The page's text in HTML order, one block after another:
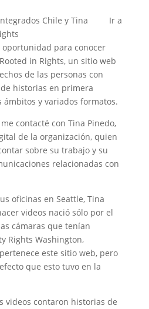
Ir a
para conocer
in Rights, un sitio web
de las personas con
historias en primera
ámbitos y variados formatos.
contacté con Tina Pinedo,
de la organización, quien
sobre su trabajo y su
relacionadas con
oficinas en Seattle, Tina
videos nació sólo por el
cámaras que tenían
Rights Washington,
este sitio web, pero
que esto tuvo en la
videos contaron historias de